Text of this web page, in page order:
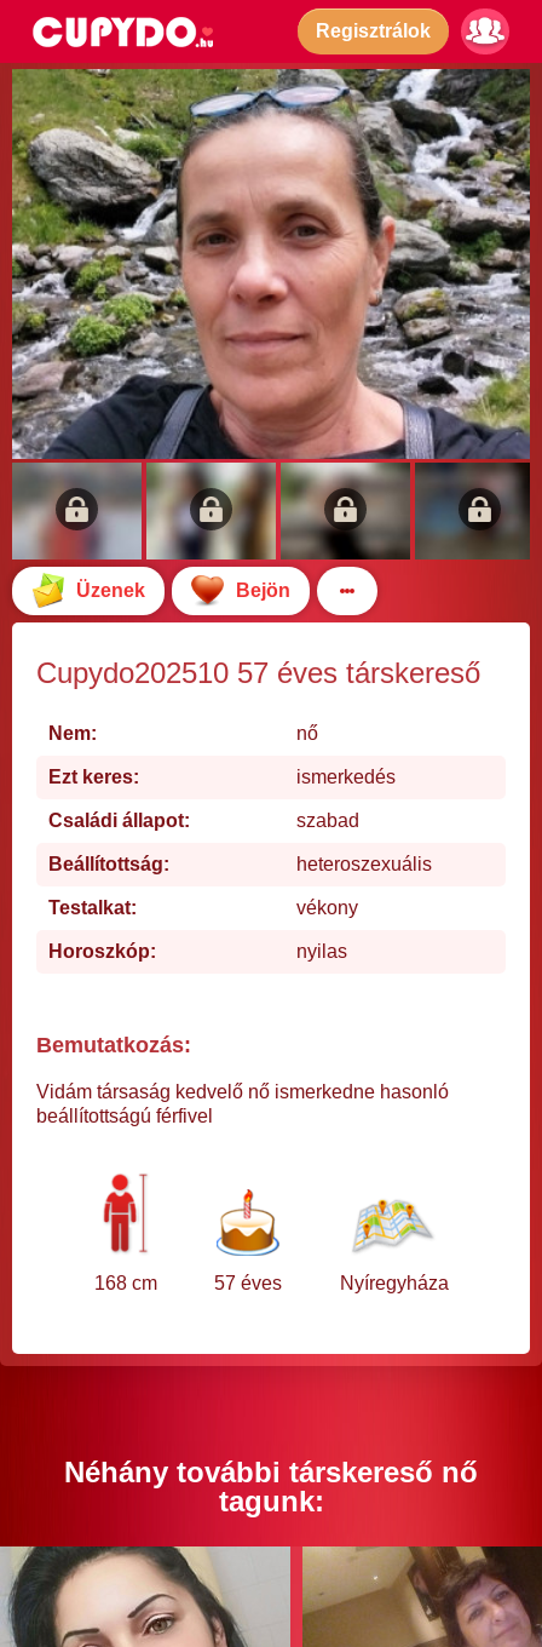
Regisztrálok
Üzenek Bejön
Cupydo202510 57 éves társkereső
Nem: nő
Ezt keres: ismerkedés
Családi állapot: szabad
Beállítottság: heteroszexuális
Testalkat: vékony
Horoszkóp: nyilas
Bemutatkozás:
Vidám társaság kedvelő nő ismerkedne hasonló
beállítottságú férfivel
168 cm 57 éves Nyíregyháza
Néhány további társkereső nő
tagunk: